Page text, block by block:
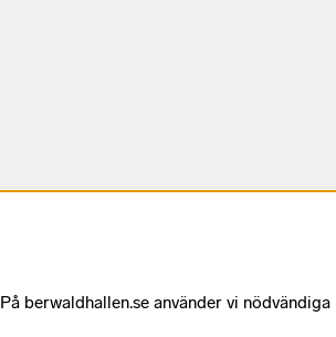
På berwaldhallen.se använder vi